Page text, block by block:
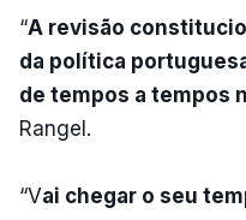
“A revisão
da política
de tempos a tempos
Rangel.
“Vai chegar o seu